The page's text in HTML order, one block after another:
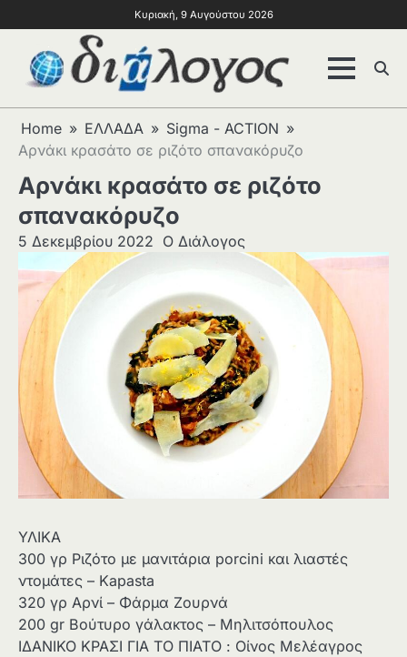
Κυριακή, 9 Αυγούστου 2026
Home ΕΛΛΑΔΑ
Sigma - ACTION
Αρνάκι κρασάτο σε ριζότο σπανακόρυζο
Αρνάκι κρασάτο σε ριζότο
σπανακόρυζο
5 Δεκεμβρίου 2022 Ο Διάλογος
ΥΛΙΚΑ
300 γρ Ριζότο με μανιτάρια porcini και λιαστές
ντομάτες – Kapasta
320 γρ Αρνί – Φάρμα Ζουρνά
200 gr Βούτυρο γάλακτος – Μηλιτσόπουλος
ΙΔΑΝΙΚΟ ΚΡΑΣΙ ΓΙΑ ΤΟ ΠΙΑΤΟ : Οίνος Μελέαγρος